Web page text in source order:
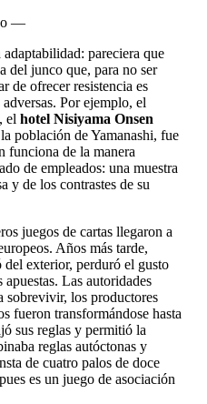
—
pareciera que
del junco que, para no ser
de ofrecer resistencia es
Por ejemplo, el
el hotel Nisiyama Onsen
población de Yamanashi, fue
funciona de la manera
de empleados: una muestra
y de los contrastes de su
juegos de cartas llegaron a
Años más tarde,
exterior, perduró el gusto
Las autoridades
sobrevivir, los productores
fueron transformándose hasta
sus reglas y permitió la
reglas autóctonas y
de cuatro palos de doce
es un juego de asociación